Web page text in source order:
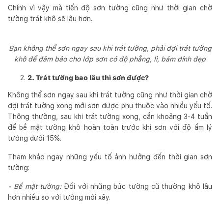
Chính vì vậy mà tiến độ sơn tường cũng như thời gian chờ
tường trát khô sẽ lâu hơn.
Bạn không thể sơn ngay sau khi trát tường, phải đợi trát tường
khô để đảm bảo cho lớp sơn có độ phẳng, lì, bám dính đẹp
2. Trát tường bao lâu thì sơn được?
Không thể sơn ngay sau khi trát tường cũng như thời gian chờ
đợi trát tường xong mới sơn được phụ thuộc vào nhiều yếu tố.
Thông thường, sau khi trát tường xong, cần khoảng 3-4 tuần
để bề mặt tường khô hoàn toàn trước khi sơn với độ ẩm lý
tưởng dưới 15%.
Tham khảo ngay những yếu tố ảnh hưởng đến thời gian sơn
tường:
- Bề mặt tường: Đối với những bức tường cũ thường khô lâu
hơn nhiều so với tường mới xây.